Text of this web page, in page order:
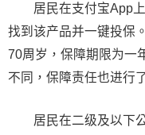
居民在支付宝App上
找到该产品并一键投保
70周岁，保障期限为一
不同，保障责任也进行
居民在二级及以下公